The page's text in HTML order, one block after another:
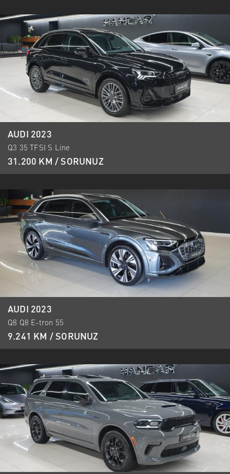
AUDI 2023
Q3 35 TFSI S Line
31.200 KM / SORUNUZ
AUDI 2023
Q8 Q8 E-tron 55
9.241 KM / SORUNUZ